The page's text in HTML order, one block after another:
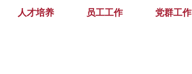
人才培养 员工工作 党群工作